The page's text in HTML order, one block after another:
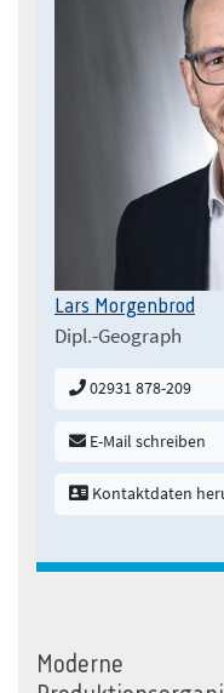
Lars Morgenbrod
Dipl.-Geograph
02931 878-209
E-Mail schreiben
Kontaktdaten
Moderne